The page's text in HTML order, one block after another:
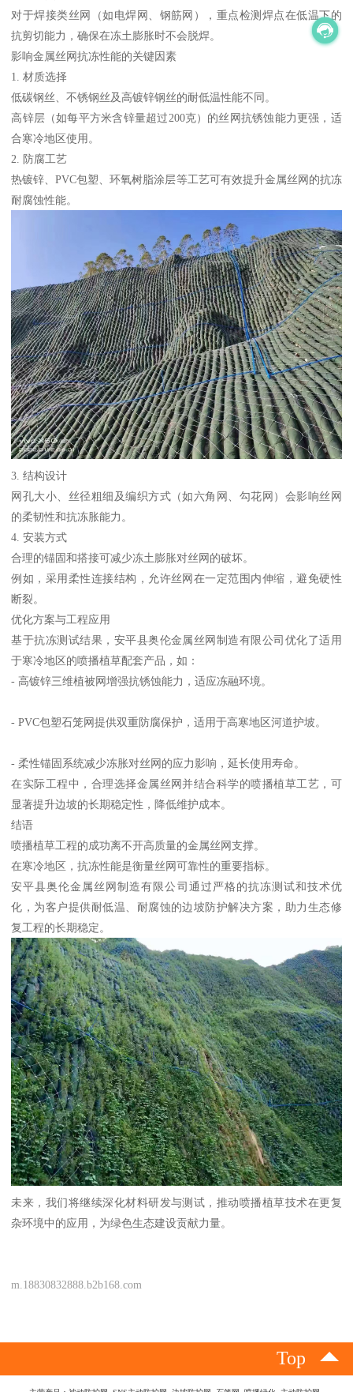
对于焊接类丝网（如电焊网、钢筋网），重点检测焊点在低温下的
抗剪切能力，确保在冻土膨胀时不会脱焊。
影响金属丝网抗冻性能的关键因素
1. 材质选择
低碳钢丝、不锈钢丝及高镀锌钢丝的耐低温性能不同。
高锌层（如每平方米含锌量超过200克）的丝网抗锈蚀能力更强，适
合寒冷地区使用。
2. 防腐工艺
热镀锌、PVC包塑、环氧树脂涂层等工艺可有效提升金属丝网的抗冻
耐腐蚀性能。
3. 结构设计
网孔大小、丝径粗细及编织方式（如六角网、勾花网）会影响丝网
的柔韧性和抗冻胀能力。
4. 安装方式
合理的锚固和搭接可减少冻土膨胀对丝网的破坏。
例如，采用柔性连接结构，允许丝网在一定范围内伸缩，避免硬性
断裂。
优化方案与工程应用
基于抗冻测试结果，安平县奥伦金属丝网制造有限公司优化了适用
于寒冷地区的喷播植草配套产品，如：
- 高镀锌三维植被网增强抗锈蚀能力，适应冻融环境。
- PVC包塑石笼网提供双重防腐保护，适用于高寒地区河道护坡。
- 柔性锚固系统减少冻胀对丝网的应力影响，延长使用寿命。
在实际工程中，合理选择金属丝网并结合科学的喷播植草工艺，可
显著提升边坡的长期稳定性，降低维护成本。
结语
喷播植草工程的成功离不开高质量的金属丝网支撑。
在寒冷地区，抗冻性能是衡量丝网可靠性的重要指标。
安平县奥伦金属丝网制造有限公司通过严格的抗冻测试和技术优
化，为客户提供耐低温、耐腐蚀的边坡防护解决方案，助力生态修
复工程的长期稳定。
未来，我们将继续深化材料研发与测试，推动喷播植草技术在更复
杂环境中的应用，为绿色生态建设贡献力量。
m.18830832888.b2b168.com
Top